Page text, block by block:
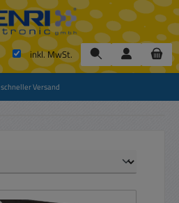
inkl. MwSt.
schneller Versand